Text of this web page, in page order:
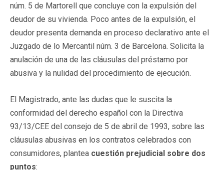
núm. 5 de Martorell que concluye con la expulsión del
deudor de su vivienda. Poco antes de la expulsión, el
deudor presenta demanda en proceso declarativo ante el
Juzgado de lo Mercantil núm. 3 de Barcelona. Solicita la
anulación de una de las cláusulas del préstamo por
abusiva y la nulidad del procedimiento de ejecución.
El Magistrado, ante las dudas que le suscita la
conformidad del derecho español con la Directiva
93/13/CEE del consejo de 5 de abril de 1993, sobre las
cláusulas abusivas en los contratos celebrados con
consumidores, plantea cuestión prejudicial sobre dos
puntos: